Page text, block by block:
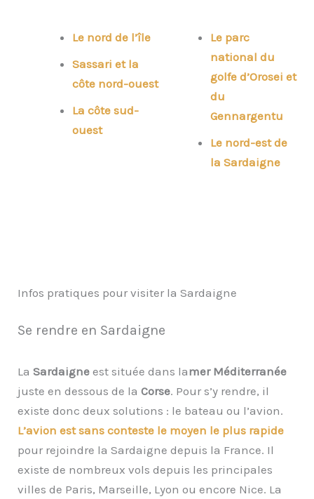
Le nord de l’île
Sassari et la
côte nord-ouest
La côte sud-
ouest
Le parc
national du
golfe d’Orosei et
du
Gennargentu
Le nord-est de
la Sardaigne
Infos pratiques pour visiter la Sardaigne
Se rendre en Sardaigne
La Sardaigne est située dans lamer Méditerranée
juste en dessous de la Corse. Pour s’y rendre, il
existe donc deux solutions : le bateau ou l’avion.
L’avion est sans conteste le moyen le plus rapide
pour rejoindre la Sardaigne depuis la France. Il
existe de nombreux vols depuis les principales
villes de Paris, Marseille, Lyon ou encore Nice. La